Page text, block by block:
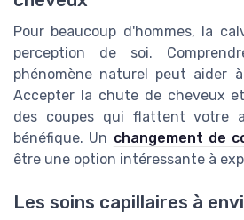
Pour beaucoup d'hommes, la
perception de soi.
phénomène naturel peut aider
Accepter la chute de cheveux
des coupes qui flattent votre
bénéfique. Un changement de
être une option intéressante à
Les soins capillaires à